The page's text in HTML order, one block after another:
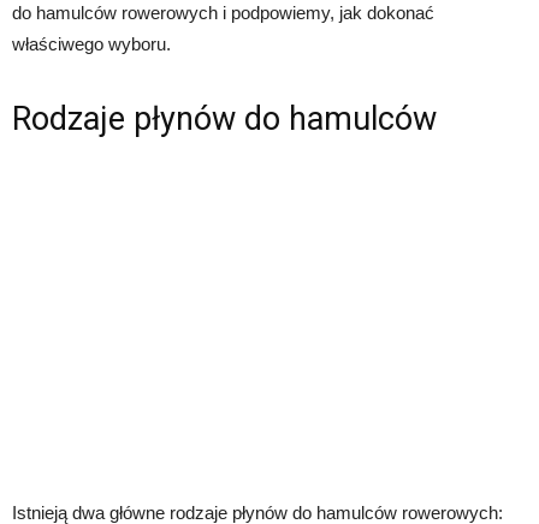
do hamulców rowerowych i podpowiemy, jak dokonać
właściwego wyboru.
Rodzaje płynów do hamulców
Istnieją dwa główne rodzaje płynów do hamulców rowerowych: